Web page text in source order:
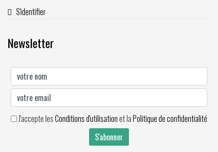
S'identifier
Newsletter
J'accepte lesConditions d'utilisationet laPolitique de confidentialité